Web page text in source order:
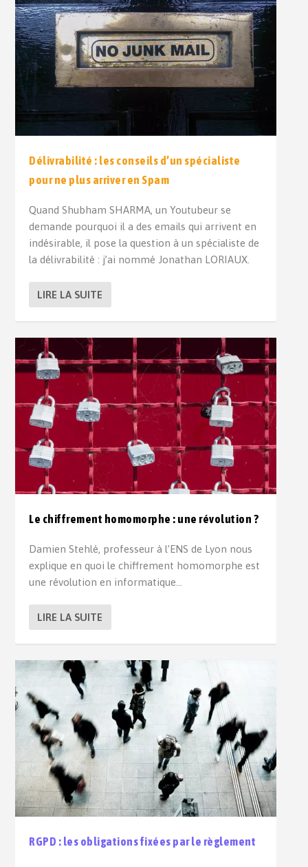
Délivrabilité : les conseils d’un spécialiste
pour ne plus arriver en Spam
Quand Shubham SHARMA, un Youtubeur se
demande pourquoi il a des emails qui arrivent en
indésirable, il pose la question à un spécialiste de
la délivrabilité : j’ai nommé Jonathan LORIAUX.
LIRE LA SUITE
Le chiffrement homomorphe : une révolution ?
Damien Stehlé, professeur à l’ENS de Lyon nous
explique en quoi le chiffrement homomorphe est
une révolution en informatique…
LIRE LA SUITE
RGPD : les obligations fixées par le règlement